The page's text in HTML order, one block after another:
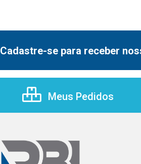
Cadastre-se para receber
Meus Pedidos